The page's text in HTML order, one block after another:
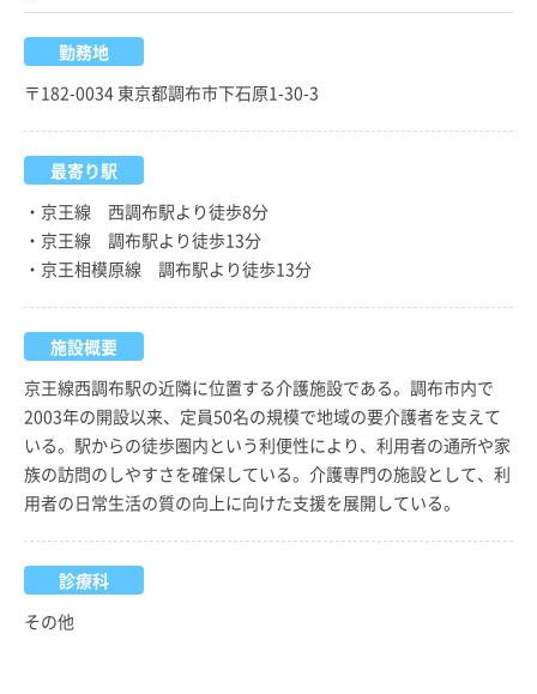
勤務地
〒182-0034 東京都調布市下石原1-30-3
最寄り駅
・京王線 西調布駅より徒歩8分
・京王線 調布駅より徒歩13分
・京王相模原線 調布駅より徒歩13分
施設概要
京王線西調布駅の近隣に位置する介護施設である。調布市内で
2003年の開設以来、定員50名の規模で地域の要介護者を支えて
いる。駅からの徒歩圏内という利便性により、利用者の通所や家
族の訪問のしやすさを確保している。介護専門の施設として、利
用者の日常生活の質の向上に向けた支援を展開している。
診療科
その他